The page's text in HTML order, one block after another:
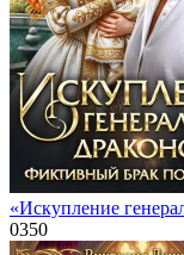
«Искупление
0350